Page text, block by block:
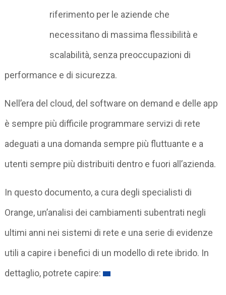
riferimento per le aziende che
necessitano di massima flessibilità e
scalabilità, senza preoccupazioni di
performance e di sicurezza.
Nell’era del cloud, del software on demand e delle app
è sempre più difficile programmare servizi di rete
adeguati a una domanda sempre più fluttuante e a
utenti sempre più distribuiti dentro e fuori all’azienda.
In questo documento, a cura degli specialisti di
Orange, un’analisi dei cambiamenti subentrati negli
ultimi anni nei sistemi di rete e una serie di evidenze
utili a capire i benefici di un modello di rete ibrido. In
dettaglio, potrete capire: